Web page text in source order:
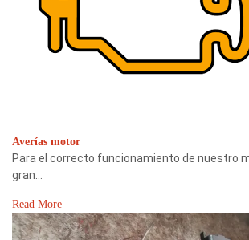
Averías motor
Para el correcto funcionamiento de nuestro
gran…
Read More